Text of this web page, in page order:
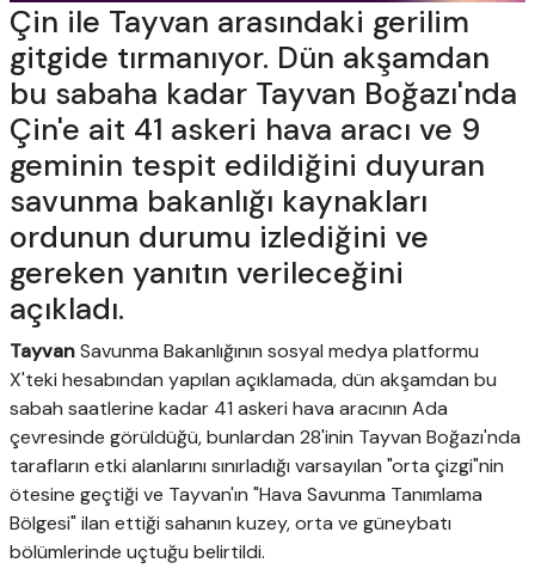
Çin ile Tayvan arasındaki gerilim
gitgide tırmanıyor. Dün akşamdan
bu sabaha kadar Tayvan Boğazı'nda
Çin'e ait 41 askeri hava aracı ve 9
geminin tespit edildiğini duyuran
savunma bakanlığı kaynakları
ordunun durumu izlediğini ve
gereken yanıtın verileceğini
açıkladı.
TayvanSavunma Bakanlığının sosyal medya platformu
X'teki hesabından yapılan açıklamada, dün akşamdan bu
sabah saatlerine kadar 41 askeri hava aracının Ada
çevresinde görüldüğü, bunlardan 28'inin Tayvan Boğazı'nda
tarafların etki alanlarını sınırladığı varsayılan "orta çizgi"nin
ötesine geçtiği ve Tayvan'ın "Hava Savunma Tanımlama
Bölgesi" ilan ettiği sahanın kuzey, orta ve güneybatı
bölümlerinde uçtuğu belirtildi.